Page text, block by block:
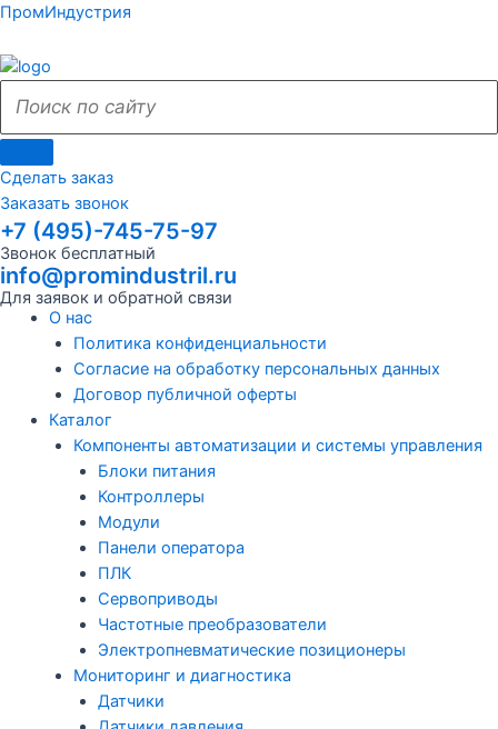
Перейти
содержимому
ПромИндустрия
Поиск
сайту
Поиск
Сделать заказ
Заказать звонок
+7 (495)-745-75-97
Звонок бесплатный
info@promindustril.ru
Для заявок и обратной связи
Меню
О нас
Политика конфиденциальности
Согласие на обработку персональных данных
Договор публичной оферты
Каталог
Компоненты автоматизации и системы управления
Блоки питания
Контроллеры
Модули
Панели оператора
ПЛК
Сервоприводы
Частотные преобразователи
Электропневматические позиционеры
Мониторинг и диагностика
Датчики
Поиск
сайту
Поиск
Меню